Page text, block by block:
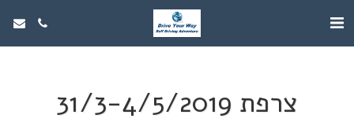
צרפת 31/3-4/5/2019